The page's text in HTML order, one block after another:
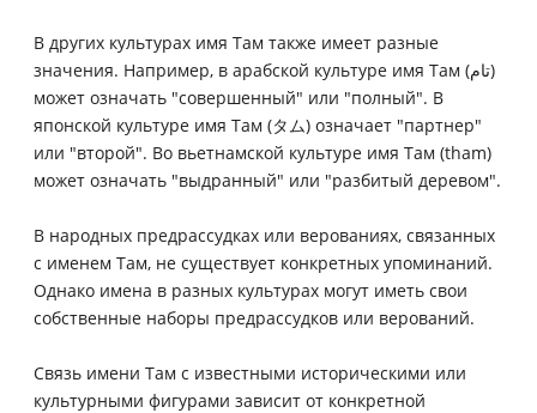
В других культурах имя Там также имеет разные
значения. Например, в арабской культуре имя Там (تام)
может означать "совершенный" или "полный". В
японской культуре имя Там (タム) означает "партнер"
или "второй". Во вьетнамской культуре имя Там (tham)
может означать "выдранный" или "разбитый деревом".
В народных предрассудках или верованиях, связанных
с именем Там, не существует конкретных упоминаний.
Однако имена в разных культурах могут иметь свои
собственные наборы предрассудков или верований.
Связь имени Там с известными историческими или
культурными фигурами зависит от конкретной